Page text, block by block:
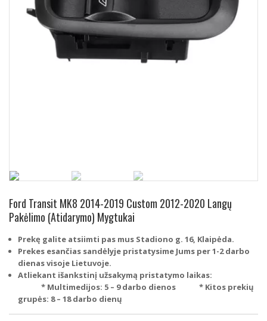
Ford Transit MK8 2014-2019 Custom 2012-2020 Langų
Pakėlimo (atidarymo) Mygtukai
Prekę galite atsiimti pas mus Stadiono g. 16, Klaipėda.
Prekes esančias sandėlyje pristatysime Jums per 1-2 darbo
dienas visoje Lietuvoje.
Atliekant išankstinį užsakymą pristatymo laikas:
* Multimedijos: 5 – 9 darbo dienos * Kitos prekių
grupės: 8 – 18 darbo dienų